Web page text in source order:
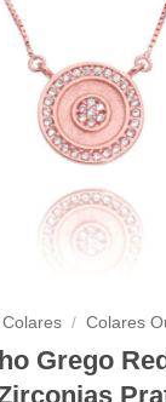
Colares / Colares
Grego